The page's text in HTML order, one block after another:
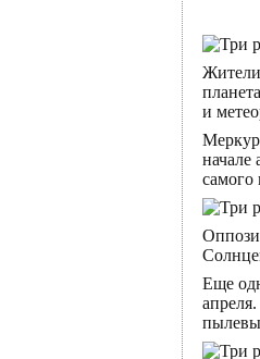
Жители
и
начале
самого
Еще